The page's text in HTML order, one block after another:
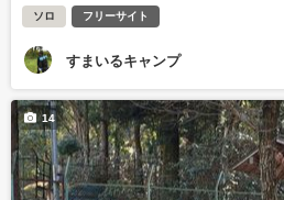
ソロ フリーサイト
すまいるキャンプ
14